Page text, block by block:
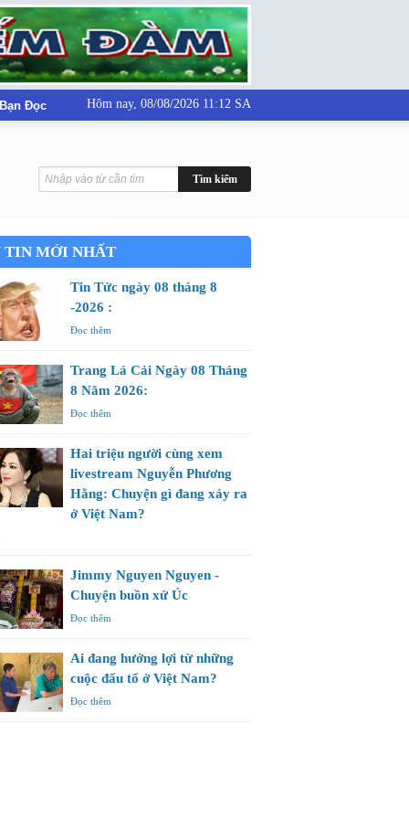
Đọc Hôm nay, 08/08/2026 11:12 SA
TIN MỚI NHẤT
Tin Tức ngày 08 tháng 8
-2026 :
Đọc thêm
Trang Lá Cải Ngày 08 Tháng
8 Năm 2026:
Đọc thêm
Hai triệu người cùng xem
livestream Nguyễn Phương
Hằng: Chuyện gì đang xảy ra
ở Việt Nam?
Jimmy Nguyen Nguyen -
Chuyện buồn xứ Úc
Đọc thêm
Ai đang hưởng lợi từ những
cuộc đấu tố ở Việt Nam?
Đọc thêm